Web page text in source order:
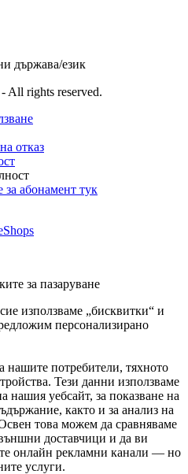
държава/език
- All rights reserved.
отказ
за абонамент тук
за пазаруване
използваме „бисквитки“ и
персонализирано
нашите потребители, тяхното
Тези данни използваме
нашия уебсайт, за показване на
както и за анализ на
това можем да сравняваме
доставчици и да ви
онлайн рекламни канали — но
услуги.